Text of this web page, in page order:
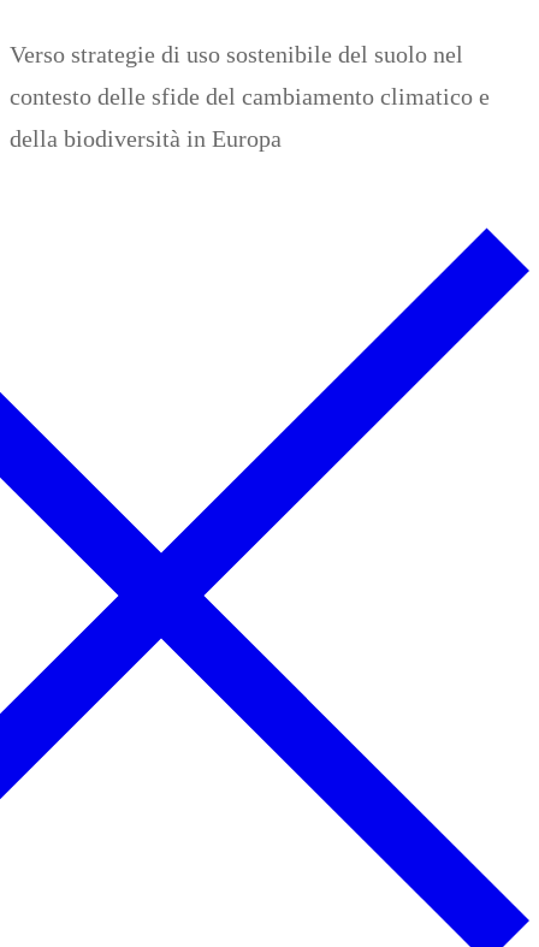
Inhalt
springen
Verso strategie di uso sostenibile del suolo nel
contesto delle sfide del cambiamento climatico e
della biodiversità in Europa